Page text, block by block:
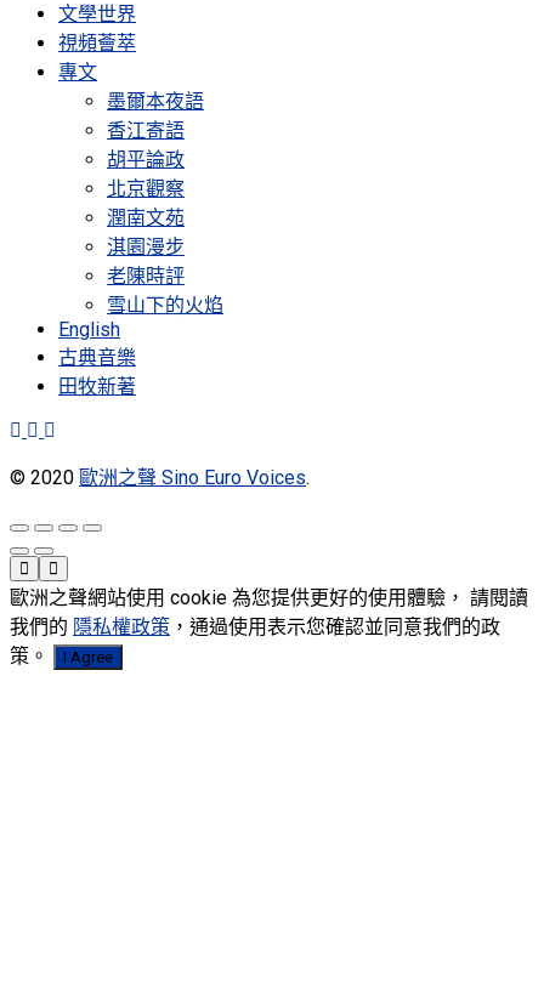
文學世界
視頻薈萃
專文
墨爾本夜語
香江寄語
胡平論政
北京觀察
潤南文苑
淇園漫步
老陳時評
雪山下的火焰
English
古典音樂
田牧新著
© 2020 歐洲之聲 Sino Euro Voices.
歐洲之聲網站使用 cookie 為您提供更好的使用體驗， 請閱讀
我們的 隱私權政策 ，通過使用表示您確認並同意我們的政
策。
I Agree